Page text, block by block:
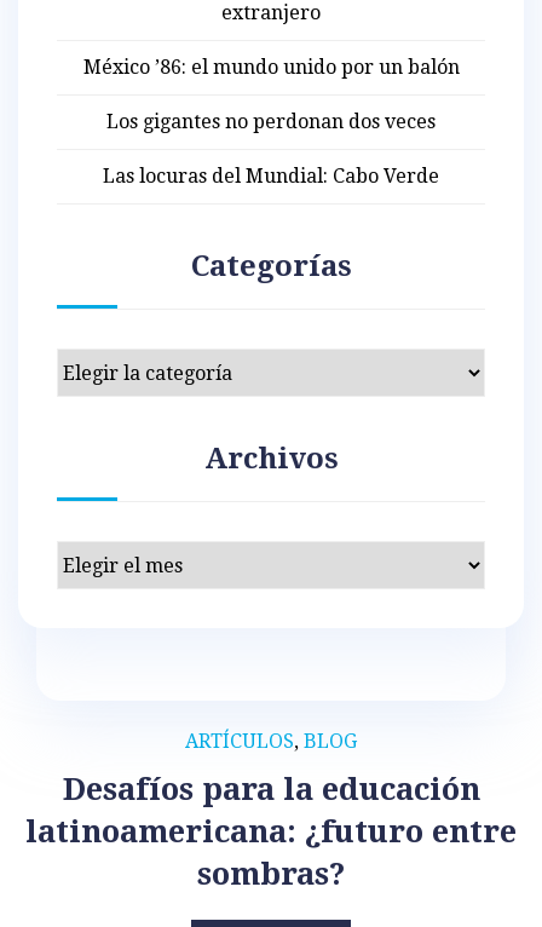
ARTÍCULOS, BLOG
Desafíos para la educación
latinoamericana: ¿futuro entre
sombras?
extranjero
México ’86: el mundo unido por un balón
Los gigantes no perdonan dos veces
Las locuras del Mundial: Cabo Verde
Categorías
Categorías
Archivos
Archivos